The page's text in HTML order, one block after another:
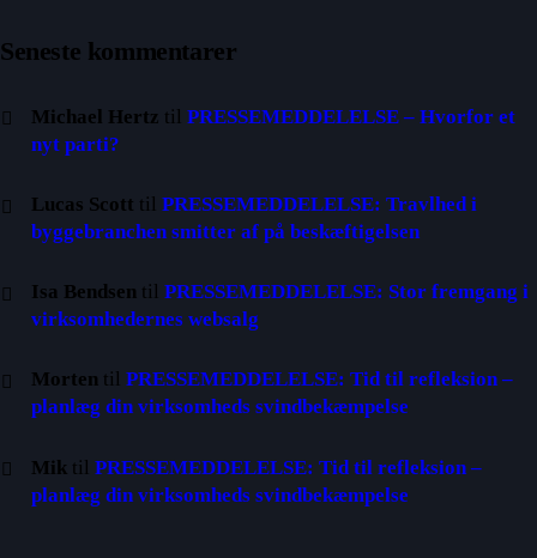
Seneste kommentarer
Michael Hertz tilPRESSEMEDDELELSE – Hvorfor et
nyt parti?
Lucas Scott tilPRESSEMEDDELELSE: Travlhed i
byggebranchen smitter af på beskæftigelsen
Isa Bendsen tilPRESSEMEDDELELSE: Stor fremgang i
virksomhedernes websalg
Morten tilPRESSEMEDDELELSE: Tid til refleksion –
planlæg din virksomheds svindbekæmpelse
Mik tilPRESSEMEDDELELSE: Tid til refleksion –
planlæg din virksomheds svindbekæmpelse